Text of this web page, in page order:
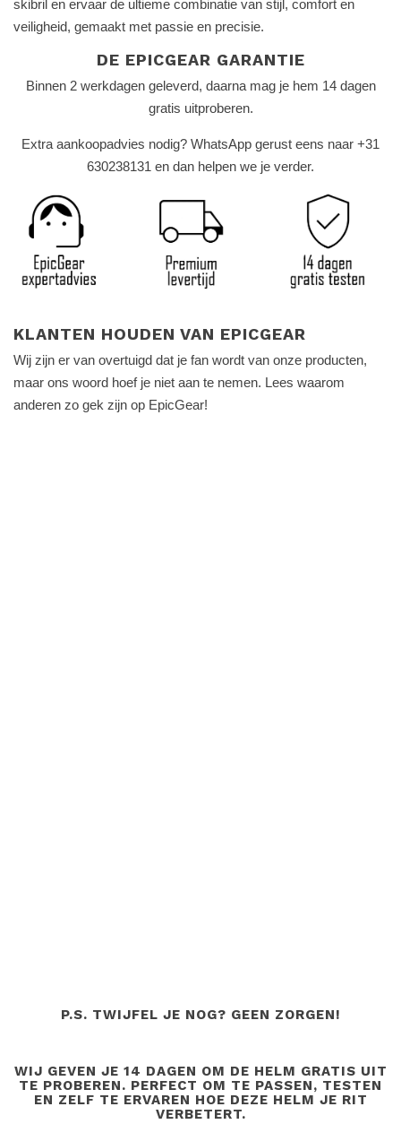
skibril en ervaar de ultieme combinatie van stijl, comfort en
veiligheid, gemaakt met passie en precisie.
DE EPICGEAR GARANTIE
Binnen 2 werkdagen geleverd, daarna mag je hem 14 dagen
gratis uitproberen.
Extra aankoopadvies nodig? WhatsApp gerust eens naar +31
630238131 en dan helpen we je verder.
KLANTEN HOUDEN VAN EPICGEAR
Wij zijn er van overtuigd dat je fan wordt van onze producten,
maar ons woord hoef je niet aan te nemen. Lees waarom
anderen zo gek zijn op EpicGear!
P.S. TWIJFEL JE NOG? GEEN ZORGEN!
WIJ GEVEN JE 14 DAGEN OM DE HELM GRATIS UIT
TE PROBEREN. PERFECT OM TE PASSEN, TESTEN
EN ZELF TE ERVAREN HOE DEZE HELM JE RIT
VERBETERT.